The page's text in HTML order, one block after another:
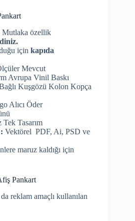
Mutlaka özellik
için kapıda
Mevcut
Avrupa Vinil Baskı
Kuşgözü Kolon Kopça
Alıcı Öder
Tek Tasarım
Vektörel PDF, Ai, PSD ve
maruz kaldığı için
Pankart
reklam amaçlı kullanılan